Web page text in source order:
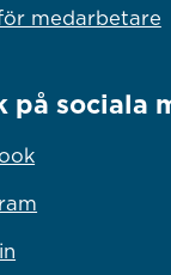
medarbetare
på sociala